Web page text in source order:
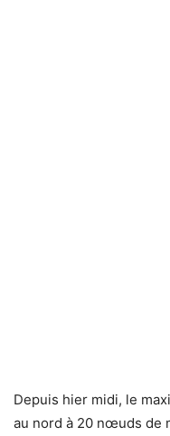
Depuis hier midi, le
au nord à 20 nœuds de